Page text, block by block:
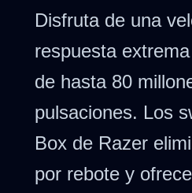
Disfruta de una
respuesta
de hasta 80
pulsaciones. Los
Box de Razer
por rebote y